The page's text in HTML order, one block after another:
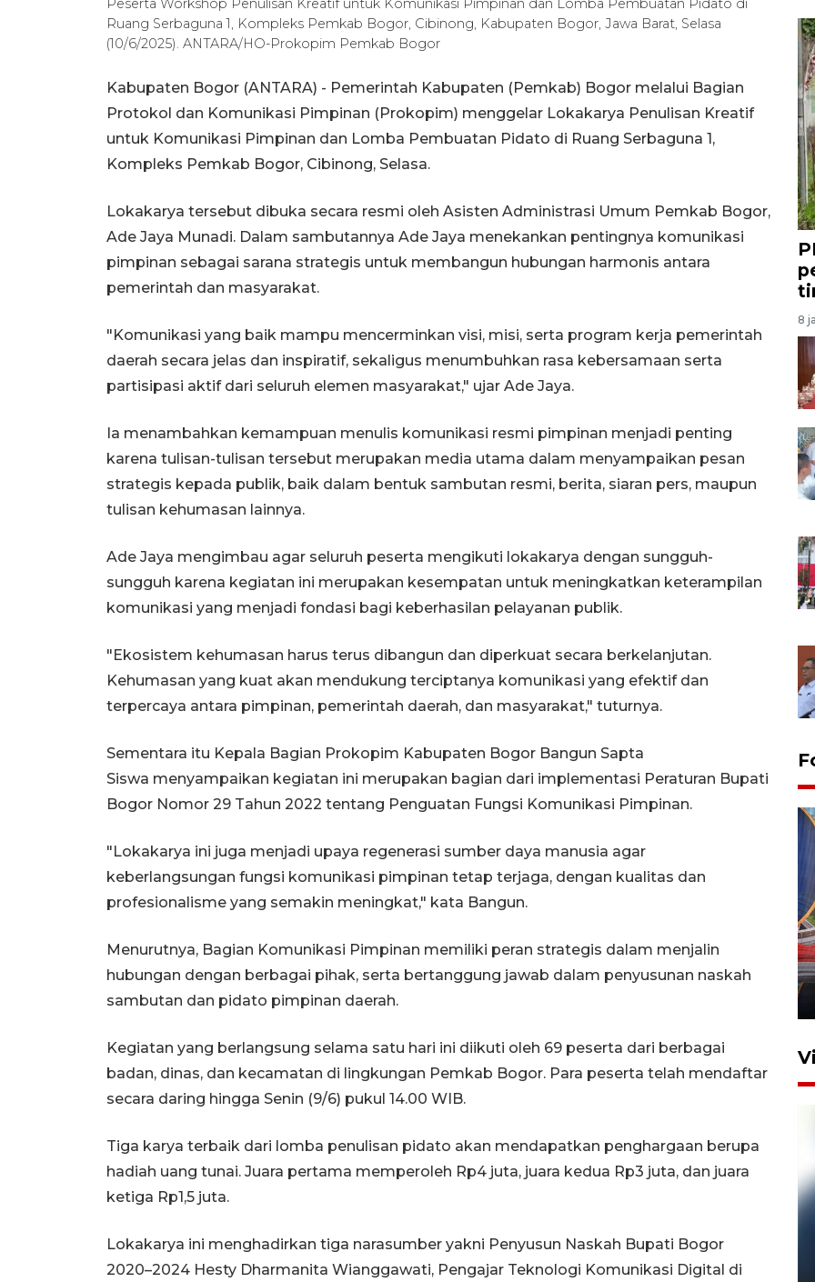
Peserta Workshop Penulisan Kreatif untuk Komunikasi Pimpinan dan Lomba Pembuatan Pidato di
Ruang Serbaguna 1, Kompleks Pemkab Bogor, Cibinong, Kabupaten Bogor, Jawa Barat, Selasa
(10/6/2025). ANTARA/HO-Prokopim Pemkab Bogor
Kabupaten Bogor (ANTARA) - Pemerintah Kabupaten (Pemkab) Bogor melalui Bagian
Protokol dan Komunikasi Pimpinan (Prokopim) menggelar Lokakarya Penulisan Kreatif
untuk Komunikasi Pimpinan dan Lomba Pembuatan Pidato di Ruang Serbaguna 1,
Kompleks Pemkab Bogor, Cibinong, Selasa.
Lokakarya tersebut dibuka secara resmi oleh Asisten Administrasi Umum Pemkab Bogor,
Ade Jaya Munadi. Dalam sambutannya Ade Jaya menekankan pentingnya komunikasi
pimpinan sebagai sarana strategis untuk membangun hubungan harmonis antara
pemerintah dan masyarakat.
"Komunikasi yang baik mampu mencerminkan visi, misi, serta program kerja pemerintah
daerah secara jelas dan inspiratif, sekaligus menumbuhkan rasa kebersamaan serta
partisipasi aktif dari seluruh elemen masyarakat," ujar Ade Jaya.
Ia menambahkan kemampuan menulis komunikasi resmi pimpinan menjadi penting
karena tulisan-tulisan tersebut merupakan media utama dalam menyampaikan pesan
strategis kepada publik, baik dalam bentuk sambutan resmi, berita, siaran pers, maupun
tulisan kehumasan lainnya.
Ade Jaya mengimbau agar seluruh peserta mengikuti lokakarya dengan sungguh-
sungguh karena kegiatan ini merupakan kesempatan untuk meningkatkan keterampilan
komunikasi yang menjadi fondasi bagi keberhasilan pelayanan publik.
"Ekosistem kehumasan harus terus dibangun dan diperkuat secara berkelanjutan.
Kehumasan yang kuat akan mendukung terciptanya komunikasi yang efektif dan
terpercaya antara pimpinan, pemerintah daerah, dan masyarakat," tuturnya.
Sementara itu Kepala Bagian Prokopim Kabupaten Bogor Bangun Sapta
Siswa menyampaikan kegiatan ini merupakan bagian dari implementasi Peraturan Bupati
Bogor Nomor 29 Tahun 2022 tentang Penguatan Fungsi Komunikasi Pimpinan.
"Lokakarya ini juga menjadi upaya regenerasi sumber daya manusia agar
keberlangsungan fungsi komunikasi pimpinan tetap terjaga, dengan kualitas dan
profesionalisme yang semakin meningkat," kata Bangun.
Menurutnya, Bagian Komunikasi Pimpinan memiliki peran strategis dalam menjalin
hubungan dengan berbagai pihak, serta bertanggung jawab dalam penyusunan naskah
sambutan dan pidato pimpinan daerah.
Kegiatan yang berlangsung selama satu hari ini diikuti oleh 69 peserta dari berbagai
badan, dinas, dan kecamatan di lingkungan Pemkab Bogor. Para peserta telah mendaftar
secara daring hingga Senin (9/6) pukul 14.00 WIB.
Tiga karya terbaik dari lomba penulisan pidato akan mendapatkan penghargaan berupa
hadiah uang tunai. Juara pertama memperoleh Rp4 juta, juara kedua Rp3 juta, dan juara
ketiga Rp1,5 juta.
Lokakarya ini menghadirkan tiga narasumber yakni Penyusun Naskah Bupati Bogor
2020–2024 Hesty Dharmanita Wianggawati, Pengajar Teknologi Komunikasi Digital di
8
perlintasan sebidang di
Stasiun Bogor
Pelanggan Filaha Farm setia
sampai 8 tahan?